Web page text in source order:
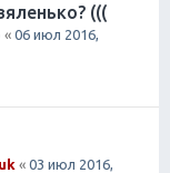
(((
« 06 июл 2016,
« 03 июл 2016,